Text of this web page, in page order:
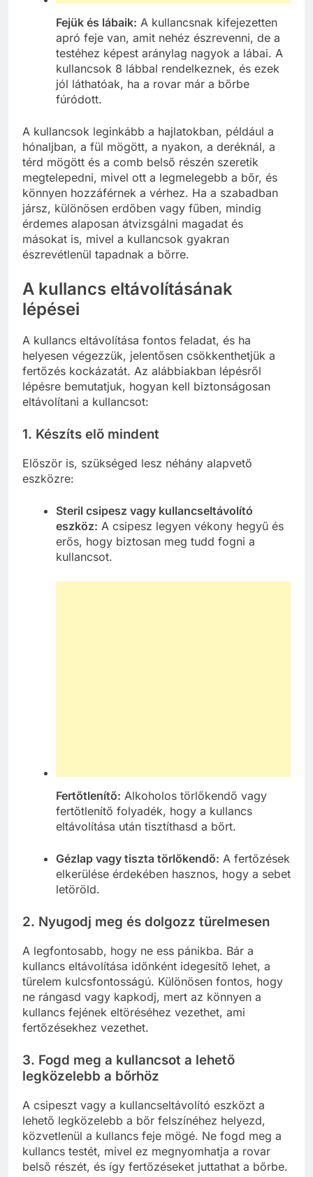
Fejük és lábaik: A kullancsnak kifejezetten
apró feje van, amit nehéz észrevenni, de a
testéhez képest aránylag nagyok a lábai. A
kullancsok 8 lábbal rendelkeznek, és ezek
jól láthatóak, ha a rovar már a bőrbe
fúródott.
A kullancsok leginkább a hajlatokban, például a
hónaljban, a fül mögött, a nyakon, a deréknál, a
térd mögött és a comb belső részén szeretik
megtelepedni, mivel ott a legmelegebb a bőr, és
könnyen hozzáférnek a vérhez. Ha a szabadban
jársz, különösen erdőben vagy fűben, mindig
érdemes alaposan átvizsgálni magadat és
másokat is, mivel a kullancsok gyakran
észrevétlenül tapadnak a bőrre.
A kullancs eltávolításának
lépései
A kullancs eltávolítása fontos feladat, és ha
helyesen végezzük, jelentősen csökkenthetjük a
fertőzés kockázatát. Az alábbiakban lépésről
lépésre bemutatjuk, hogyan kell biztonságosan
eltávolítani a kullancsot:
1. Készíts elő mindent
Először is, szükséged lesz néhány alapvető
eszközre:
Steril csipesz vagy kullancseltávolító
eszköz: A csipesz legyen vékony hegyű és
erős, hogy biztosan meg tudd fogni a
kullancsot.
Fertőtlenítő: Alkoholos törlőkendő vagy
fertőtlenítő folyadék, hogy a kullancs
eltávolítása után tisztíthasd a bőrt.
Gézlap vagy tiszta törlőkendő: A fertőzések
elkerülése érdekében hasznos, hogy a sebet
letöröld.
2. Nyugodj meg és dolgozz türelmesen
A legfontosabb, hogy ne ess pánikba. Bár a
kullancs eltávolítása időnként idegesítő lehet, a
türelem kulcsfontosságú. Különösen fontos, hogy
ne rángasd vagy kapkodj, mert az könnyen a
kullancs fejének eltöréséhez vezethet, ami
fertőzésekhez vezethet.
3. Fogd meg a kullancsot a lehető
legközelebb a bőrhöz
A csipeszt vagy a kullancseltávolító eszközt a
lehető legközelebb a bőr felszínéhez helyezd,
közvetlenül a kullancs feje mögé. Ne fogd meg a
kullancs testét, mivel ez megnyomhatja a rovar
belső részét, és így fertőzéseket juttathat a bőrbe.